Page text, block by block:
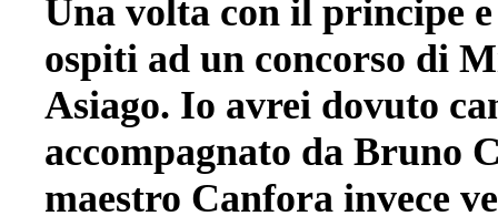
Una volta con il principe
ospiti ad un concorso di
Asiago. Io avrei dovuto
accompagnato da Bruno
maestro Canfora invece